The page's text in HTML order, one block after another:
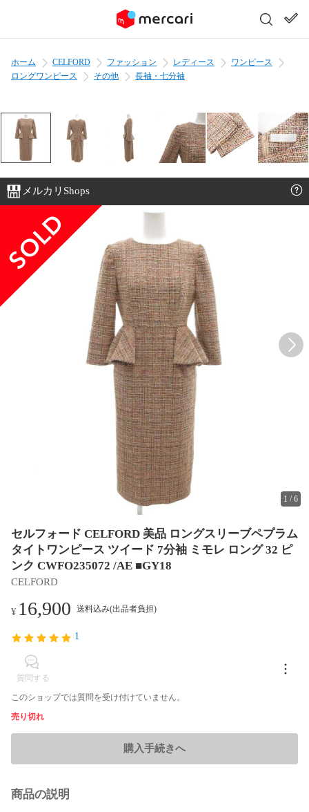
ホーム CELFORD ファッション レディース
ワンピース
ロングワンピース
その他 長袖・七分袖
メルカリShops
1 /6
セルフォード CELFORD 美品 ロングスリーブペプラム
タイトワンピース ツイード 7分袖 ミモレ ロング 32 ピ
ンク CWFO235072 /AE ■GY18
CELFORD
¥ 16,900 送料込み(出品者負担)
1
質問する
このショップでは質問を受け付けていません。
売り切れ
購入手続きへ
商品の説明